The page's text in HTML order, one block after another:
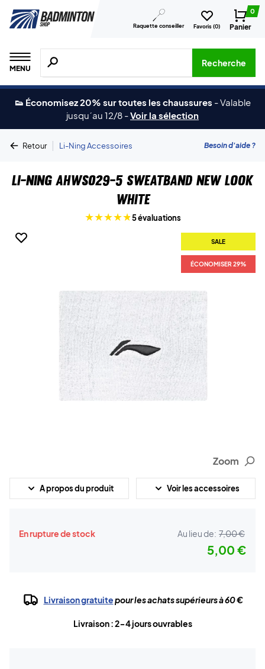
Raquette conseiller Favoris (0)
0
Panier
MENU
Recherche de produits, de marques, etc.
Recherche
👟 Économisez 20% sur toutes les chaussures -Valable
jusqu´au 12/8 -Voir la sélection
Retour | Li-Ning Accessoires Besoin d'aide ?
Li-Ning AHWS029-5 Sweatband New Look
White
5 évaluations
SALE
ÉCONOMISER 29%
Zoom
A propos du produit Voir les accessoires
En rupture de stock Au lieu de: 7,00 €
5,00 €
Livraison gratuitepour les achats supérieurs à 60 €
Livraison : 2-4 jours ouvrables